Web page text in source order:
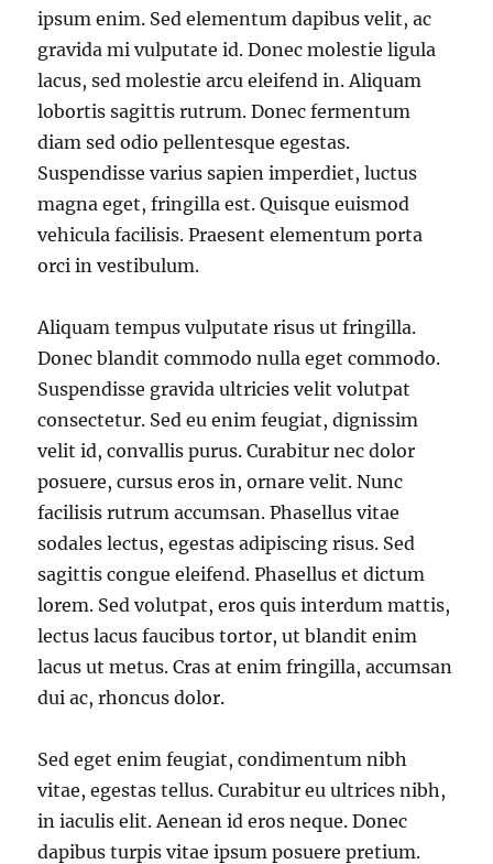
ipsum enim. Sed elementum dapibus velit, ac
gravida mi vulputate id. Donec molestie ligula
lacus, sed molestie arcu eleifend in. Aliquam
lobortis sagittis rutrum. Donec fermentum
diam sed odio pellentesque egestas.
Suspendisse varius sapien imperdiet, luctus
magna eget, fringilla est. Quisque euismod
vehicula facilisis. Praesent elementum porta
orci in vestibulum.
Aliquam tempus vulputate risus ut fringilla.
Donec blandit commodo nulla eget commodo.
Suspendisse gravida ultricies velit volutpat
consectetur. Sed eu enim feugiat, dignissim
velit id, convallis purus. Curabitur nec dolor
posuere, cursus eros in, ornare velit. Nunc
facilisis rutrum accumsan. Phasellus vitae
sodales lectus, egestas adipiscing risus. Sed
sagittis congue eleifend. Phasellus et dictum
lorem. Sed volutpat, eros quis interdum mattis,
lectus lacus faucibus tortor, ut blandit enim
lacus ut metus. Cras at enim fringilla, accumsan
dui ac, rhoncus dolor.
Sed eget enim feugiat, condimentum nibh
vitae, egestas tellus. Curabitur eu ultrices nibh,
in iaculis elit. Aenean id eros neque. Donec
dapibus turpis vitae ipsum posuere pretium.